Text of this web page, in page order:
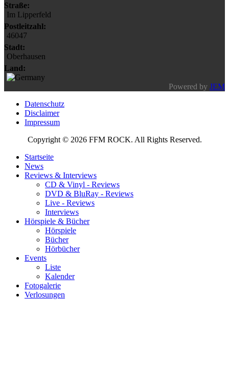
Straße:
Im Lipperfeld
Postleitzahl:
46047
Stadt:
Oberhausen
Land:
Powered by JEM
Datenschutz
Disclaimer
Impressum
Copyright © 2026 FFM ROCK. All Rights Reserved.
Startseite
News
Reviews & Interviews
CD & Vinyl - Reviews
DVD & BluRay - Reviews
Live - Reviews
Interviews
Hörspiele & Bücher
Hörspiele
Bücher
Hörbücher
Events
Liste
Kalender
Fotogalerie
Verlosungen